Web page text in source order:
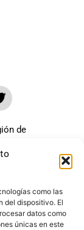
como las
del dispositivo. El
datos como
únicas en este
de
19
///